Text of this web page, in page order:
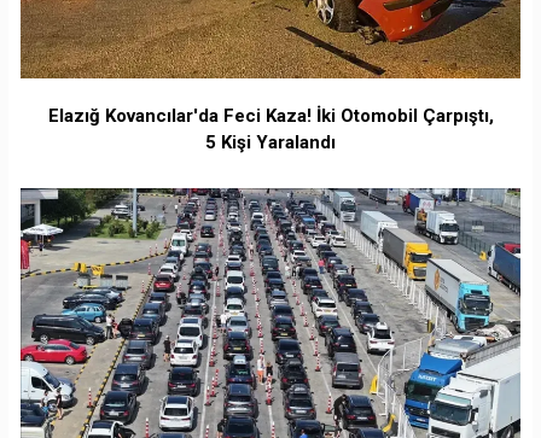
Elazığ Kovancılar'da Feci Kaza! İki Otomobil Çarpıştı,
5 Kişi Yaralandı